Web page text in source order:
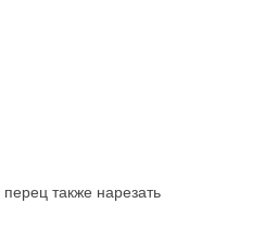
также нарезать